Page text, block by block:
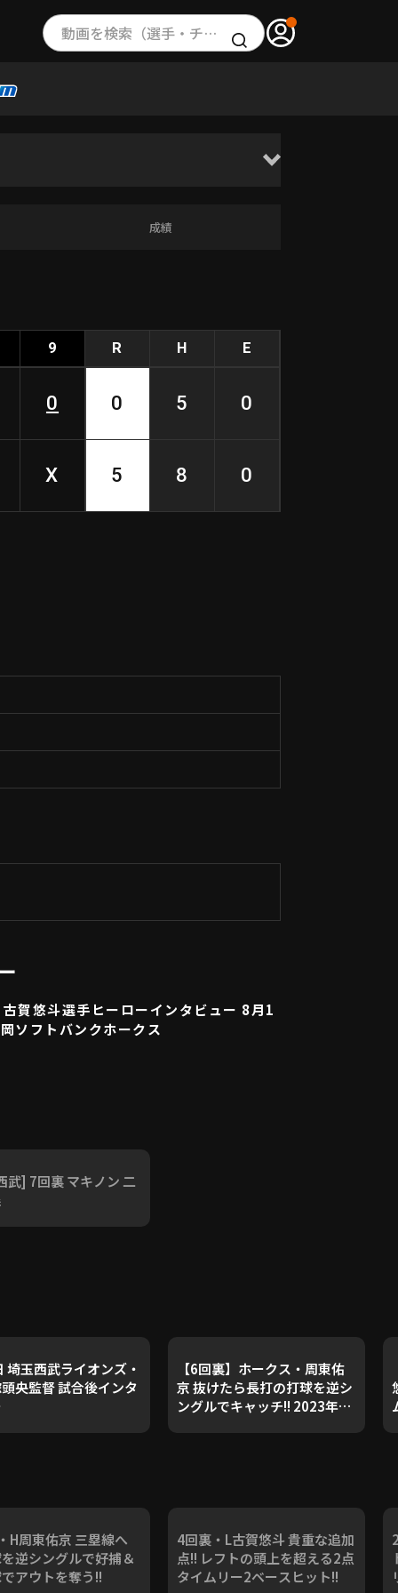
動画を検索（選手・チーム・プレー内容…）
成績
9 R H E
0 0 5 0
X 5 8 0
賀悠斗選手ヒーローインタビュー 8月1
ソフトバンクホークス
武] 7回裏 マキノン 二
埼玉西武ライオンズ・
央監督 試合後インタ
【6回裏】ホークス・周東佑
京 抜けたら長打の打球を逆シ
ングルでキャッチ!! 2023年8
H周東佑京 三塁線へ
逆シングルで好捕＆
アウトを奪う!!
4回裏・L古賀悠斗 貴重な追加
点!! レフトの頭上を超える2点
タイムリー2ベースヒット!!